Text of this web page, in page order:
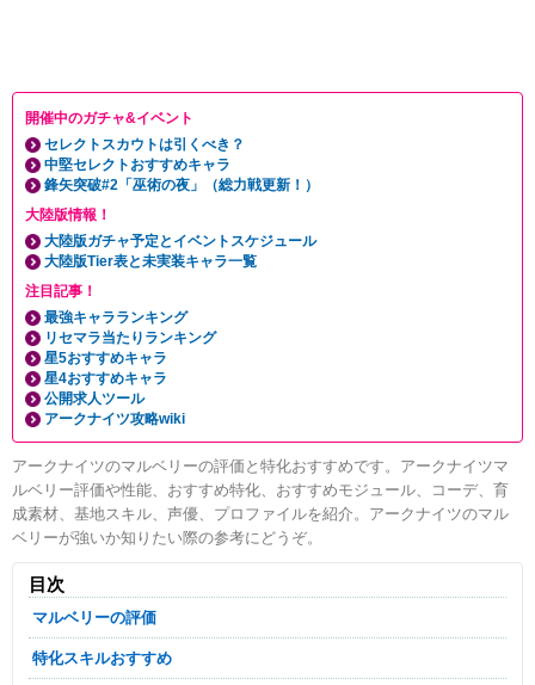
開催中のガチャ&イベント
セレクトスカウトは引くべき？
中堅セレクトおすすめキャラ
鋒矢突破#2「巫術の夜」（総力戦更新！）
大陸版情報！
大陸版ガチャ予定とイベントスケジュール
大陸版Tier表と未実装キャラ一覧
注目記事！
最強キャラランキング
リセマラ当たりランキング
星5おすすめキャラ
星4おすすめキャラ
公開求人ツール
アークナイツ攻略wiki
アークナイツのマルベリーの評価と特化おすすめです。アークナイツマ
ルベリー評価や性能、おすすめ特化、おすすめモジュール、コーデ、育
成素材、基地スキル、声優、プロファイルを紹介。アークナイツのマル
ベリーが強いか知りたい際の参考にどうぞ。
目次
マルベリーの評価
特化スキルおすすめ